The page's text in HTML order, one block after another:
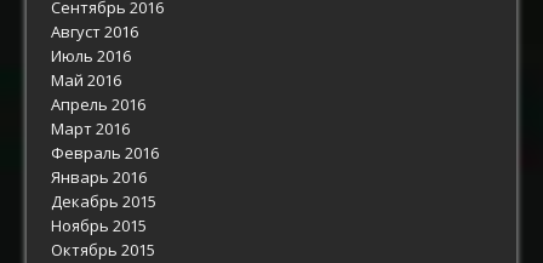
Сентябрь 2016
Август 2016
Июль 2016
Май 2016
Апрель 2016
Март 2016
Февраль 2016
Январь 2016
Декабрь 2015
Ноябрь 2015
Октябрь 2015